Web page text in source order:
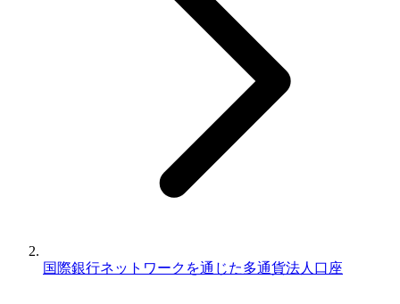
国際銀行ネットワークを通じた多通貨法人口座